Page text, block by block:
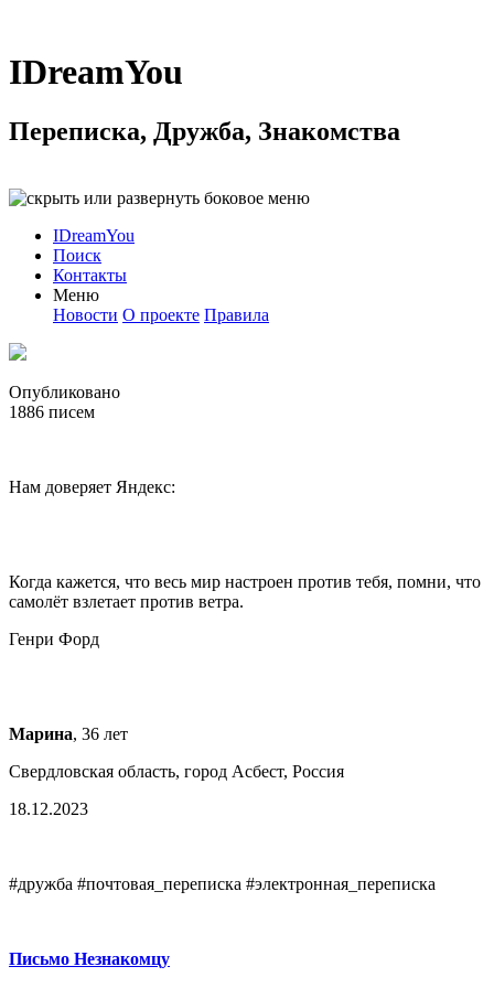
IDreamYou
Переписка, Дружба, Знакомства
IDreamYou
Поиск
Контакты
Меню
Новости О проекте Правила
Опубликовано
1886 писем
Нам доверяет Яндекс:
Когда кажется, что весь мир настроен против тебя, помни, что
самолёт взлетает против ветра.
Генри Форд
Марина, 36 лет
Свердловская область, город Асбест, Россия
18.12.2023
#дружба #почтовая_переписка #электронная_переписка
Письмо Незнакомцу